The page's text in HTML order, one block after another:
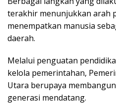
terakhir menunjukkan arah
menempatkan manusia
daerah.
Melalui penguatan
kelola pemerintahan,
Utara berupaya
generasi mendatang.